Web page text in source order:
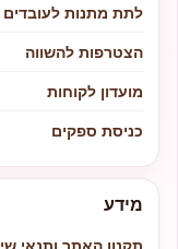
לתת מתנות לעובדים
הצטרפות להשווה
מועדון לקוחות
כניסת ספקים
מידע
תקנון האתר ותנאי